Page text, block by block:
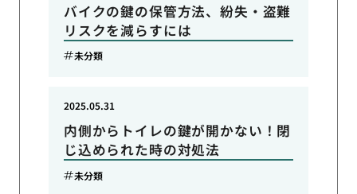
バイクの鍵の保管方法、紛失・盗難
リスクを減らすには
未分類
内側からトイレの鍵が開かない！閉
じ込められた時の対処法
2025.05.31
未分類